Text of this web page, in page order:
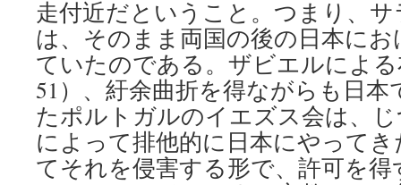
走付近だということ。つまり、
は、そのまま両国の後の日本に
ていたのである。ザビエルによる
51）、紆余曲折を得ながらも日
たポルトガルのイエズス会は、
によって排他的に日本にやって
てそれを侵害する形で、許可を